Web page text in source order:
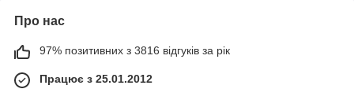
Про нас
97% позитивних з 3816 відгуків за рік
Працює з 25.01.2012